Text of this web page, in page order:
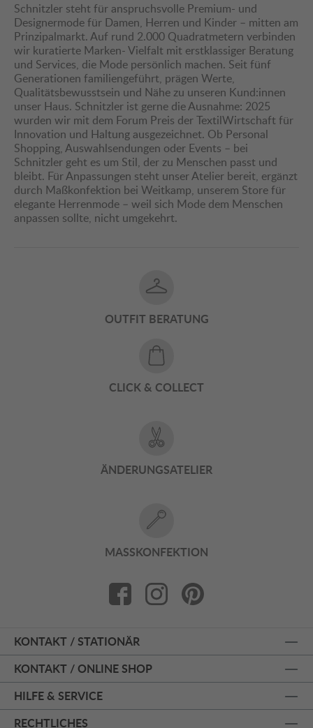
Schnitzler steht für anspruchsvolle Premium- und
Designermode für Damen, Herren und Kinder – mitten am
Prinzipalmarkt. Auf rund 2.000 Quadratmetern verbinden
wir kuratierte Marken- Vielfalt mit erstklassiger Beratung
und Services, die Mode persönlich machen. Seit fünf
Generationen familiengeführt, prägen Werte,
Qualitätsbewusstsein und Nähe zu unseren Kund:innen
unser Haus. Schnitzler ist gerne die Ausnahme: 2025
wurden wir mit dem Forum Preis der TextilWirtschaft für
Innovation und Haltung ausgezeichnet. Ob Personal
Shopping, Auswahlsendungen oder Events – bei
Schnitzler geht es um Stil, der zu Menschen passt und
bleibt. Für Anpassungen steht unser Atelier bereit, ergänzt
durch Maßkonfektion bei Weitkamp, unserem Store für
elegante Herrenmode – weil sich Mode dem Menschen
anpassen sollte, nicht umgekehrt.
OUTFIT BERATUNG
CLICK & COLLECT
ÄNDERUNGSATELIER
MASSKONFEKTION
KONTAKT / STATIONÄR
KONTAKT / ONLINE SHOP
HILFE & SERVICE
RECHTLICHES